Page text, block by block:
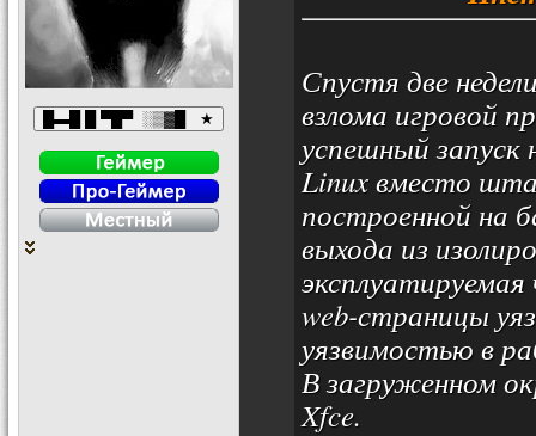
Спустя две
взлома игровой
успешный запуск
Linux вместо
построенной на
выхода из
web-страницы
уязвимостью в
В загруженном
Xfce.